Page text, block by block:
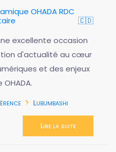
OHADA RDC
🇨🇩
excellente occasion
d'actualité au cœur
et des enjeux
Lubumbashi
Lire la suite